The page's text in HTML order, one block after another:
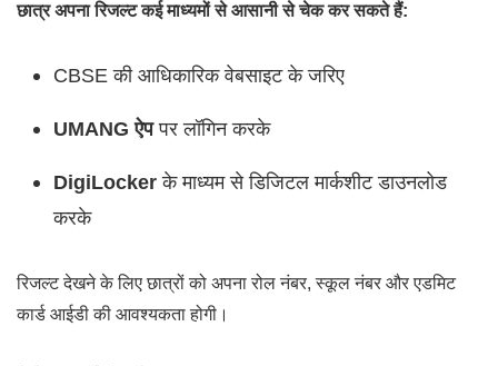
छात्र अपना रिजल्ट कई माध्यमों से आसानी से चेक कर सकते हैं:
CBSE की आधिकारिक वेबसाइट के जरिए
UMANG ऐपपर लॉगिन करके
DigiLockerके माध्यम से डिजिटल मार्कशीट डाउनलोड
करके
रिजल्ट देखने के लिए छात्रों को अपना रोल नंबर, स्कूल नंबर और एडमिट
कार्ड आईडी की आवश्यकता होगी।